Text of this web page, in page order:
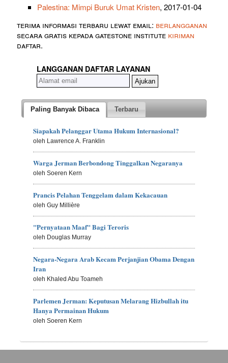
Palestina: Mimpi Buruk Umat Kristen, 2017-01-04
terima informasi terbaru lewat email: berlangganan
secara gratis kepada gatestone institute kiriman
daftar.
LANGGANAN DAFTAR LAYANAN
Paling Banyak Dibaca Terbaru
Siapakah Pelanggar Utama Hukum Internasional?
oleh Lawrence A. Franklin
Warga Jerman Berbondong Tinggalkan Negaranya
oleh Soeren Kern
Prancis Pelahan Tenggelam dalam Kekacauan
oleh Guy Millière
"Pernyataan Maaf" Bagi Teroris
oleh Douglas Murray
Negara-Negara Arab Kecam Perjanjian Obama Dengan
Iran
oleh Khaled Abu Toameh
Parlemen Jerman: Keputusan Melarang Hizbullah itu
Hanya Permainan Hukum
oleh Soeren Kern